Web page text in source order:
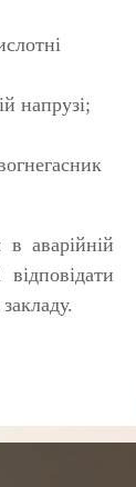
напрузі;
аварійній